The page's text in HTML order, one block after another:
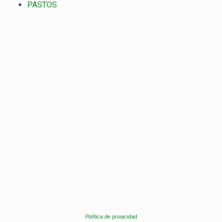
PASTOS
Política de privacidad